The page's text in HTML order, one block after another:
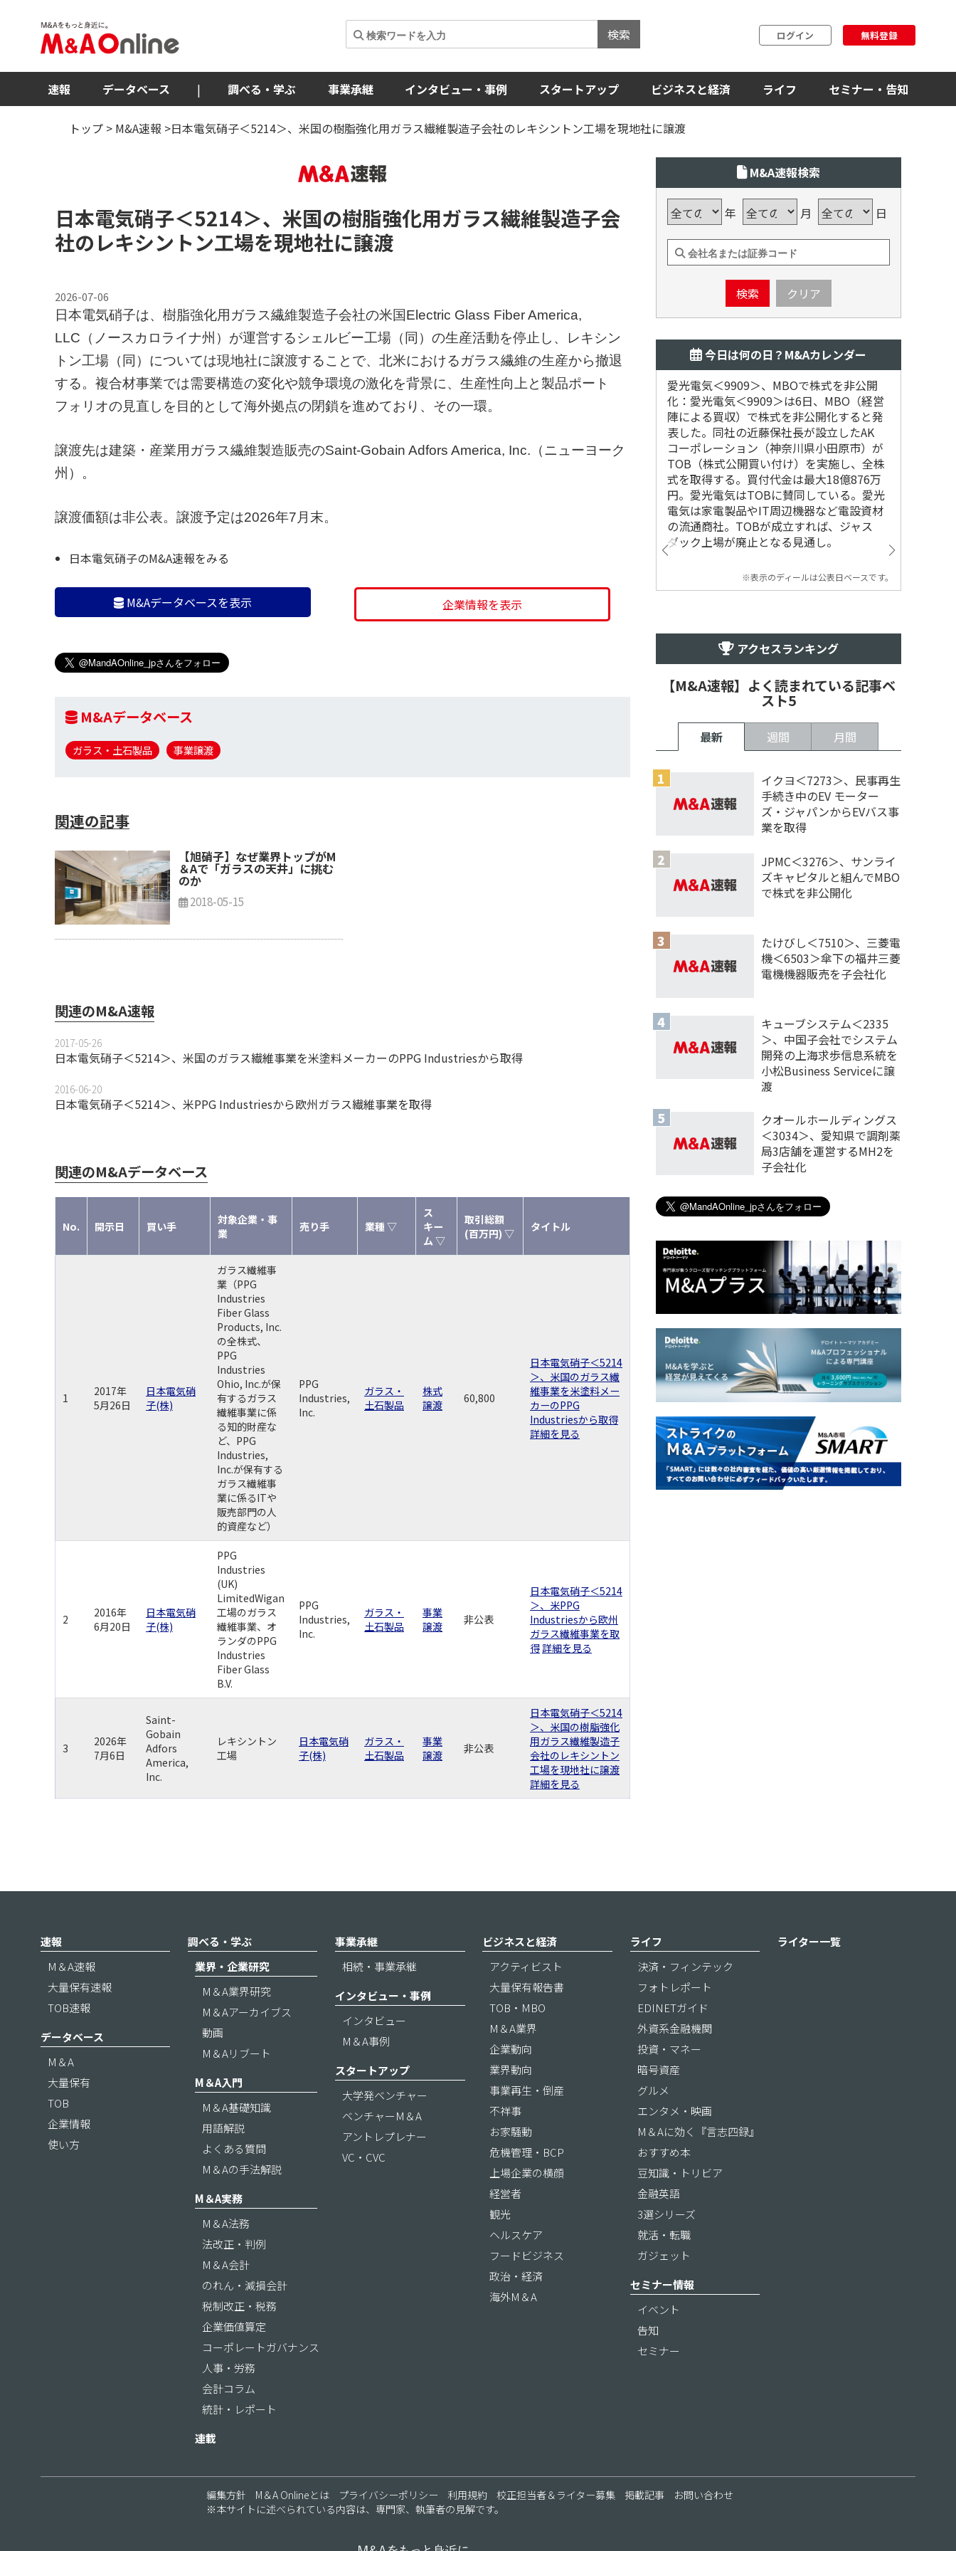
検索 ログイン 無料登録
速報 データベース | 調べる・学ぶ 事業承継 インタビュー・事例 スタートアップ ビジネスと経済 ライフ セミナー・告知
トップ > M&A速報 >日本電気硝子＜5214＞、米国の樹脂強化用ガラス繊維製造子会社のレキシントン工場を現地社に譲渡
日本電気硝子＜5214＞、米国の樹脂強化用ガラス繊維製造子会
社のレキシントン工場を現地社に譲渡
2026-07-06
日本電気硝子は、樹脂強化用ガラス繊維製造子会社の米国Electric Glass Fiber America,
LLC（ノースカロライナ州）が運営するシェルビー工場（同）の生産活動を停止し、レキシン
トン工場（同）については現地社に譲渡することで、北米におけるガラス繊維の生産から撤退
する。複合材事業では需要構造の変化や競争環境の激化を背景に、生産性向上と製品ポート
フォリオの見直しを目的として海外拠点の閉鎖を進めており、その一環。
譲渡先は建築・産業用ガラス繊維製造販売のSaint-Gobain Adfors America, Inc.（ニューヨーク
州）。
譲渡価額は非公表。譲渡予定は2026年7月末。
日本電気硝子のM&A速報をみる
M&Aデータベースを表示 企業情報を表示
M&Aデータベース
ガラス・土石製品 事業譲渡
関連の記事
【旭硝子】なぜ業界トップがM
＆Aで「ガラスの天井」に挑む
のか
2018-05-15
関連のM&A速報
2017-05-26
日本電気硝子＜5214＞、米国のガラス繊維事業を米塗料メーカーのPPG Industriesから取得
2016-06-20
日本電気硝子＜5214＞、米PPG Industriesから欧州ガラス繊維事業を取得
関連のM&Aデータベース
No. 開示日 買い手
対象企業・事
業
売り手 業種 ▽
ス
キー
ム ▽
取引総額
(百万円) ▽
タイトル
1
2017年
5月26日
日本電気硝
子(株)
ガラス繊維事
業（PPG
Industries
Fiber Glass
Products, Inc.
の全株式、
PPG
Industries
Ohio, Inc.が保
有するガラス
繊維事業に係
る知的財産な
ど、PPG
Industries,
Inc.が保有する
ガラス繊維事
業に係るITや
販売部門の人
的資産など）
PPG
Industries,
Inc.
ガラス・
土石製品
株式
譲渡
60,800
日本電気硝子＜5214
＞、米国のガラス繊
維事業を米塗料メー
カーのPPG
Industriesから取得
詳細を見る
2
2016年
6月20日
日本電気硝
子(株)
PPG
Industries
(UK)
LimitedWigan
工場のガラス
繊維事業、オ
ランダのPPG
Industries
Fiber Glass
B.V.
PPG
Industries,
Inc.
ガラス・
土石製品
事業
譲渡
非公表
日本電気硝子＜5214
＞、米PPG
Industriesから欧州
ガラス繊維事業を取
得詳細を見る
3
2026年
7月6日
Saint-
Gobain
Adfors
America,
Inc.
レキシントン
工場
日本電気硝
子(株)
ガラス・
土石製品
事業
譲渡
非公表
日本電気硝子＜5214
＞、米国の樹脂強化
用ガラス繊維製造子
会社のレキシントン
工場を現地社に譲渡
詳細を見る
M&A速報検索
年 月 日
検索 クリア
今日は何の日？M&Aカレンダー
愛光電気＜9909＞、MBOで株式を非公開
化：愛光電気＜9909＞は6日、MBO（経営
陣による買収）で株式を非公開化すると発
表した。同社の近藤保社長が設立したAK
コーポレーション（神奈川県小田原市）が
TOB（株式公開買い付け）を実施し、全株
式を取得する。買付代金は最大18億876万
円。愛光電気はTOBに賛同している。愛光
電気は家電製品やIT周辺機器など電設資材
の流通商社。TOBが成立すれば、ジャス
ダック上場が廃止となる見通し。
※表示のディールは公表日ベースです。
アクセスランキング
【M&A速報】よく読まれている記事ベ
スト5
最新 週間 月間
イクヨ＜7273＞、民事再生
手続き中のEV モーター
ズ・ジャパンからEVバス事
業を取得
JPMC＜3276＞、サンライ
ズキャピタルと組んでMBO
で株式を非公開化
たけびし＜7510＞、三菱電
機＜6503＞傘下の福井三菱
電機機器販売を子会社化
キューブシステム＜2335
＞、中国子会社でシステム
開発の上海求歩信息系統を
小松Business Serviceに譲
渡
クオールホールディングス
＜3034＞、愛知県で調剤薬
局3店舗を運営するMH2を
子会社化
速報
M＆A速報
大量保有速報
TOB速報
データベース
M＆A
大量保有
TOB
企業情報
使い方
調べる・学ぶ
業界・企業研究
M＆A業界研究
M＆Aアーカイブス
動画
M＆Aリブート
M＆A入門
M＆A基礎知識
用語解説
よくある質問
M＆Aの手法解説
M＆A実務
M＆A法務
法改正・判例
M＆A会計
のれん・減損会計
税制改正・税務
企業価値算定
コーポレートガバナンス
人事・労務
会計コラム
統計・レポート
連載
事業承継
相続・事業承継
インタビュー・事例
インタビュー
M＆A事例
スタートアップ
大学発ベンチャー
ベンチャーM＆A
アントレプレナー
VC・CVC
ビジネスと経済
アクティビスト
大量保有報告書
TOB・MBO
M＆A業界
企業動向
業界動向
事業再生・倒産
不祥事
お家騒動
危機管理・BCP
上場企業の横顔
経営者
観光
ヘルスケア
フードビジネス
政治・経済
海外M＆A
ライフ
決済・フィンテック
フォトレポート
EDINETガイド
外資系金融機関
投資・マネー
暗号資産
グルメ
エンタメ・映画
M＆Aに効く『言志四録』
おすすめ本
豆知識・トリビア
金融英語
3選シリーズ
就活・転職
ガジェット
セミナー情報
イベント
告知
セミナー
ライター一覧
編集方針 M＆A Onlineとは プライバシーポリシー 利用規約 校正担当者＆ライター募集 掲載記事
お問い合わせ
※本サイトに述べられている内容は、専門家、執筆者の見解です。